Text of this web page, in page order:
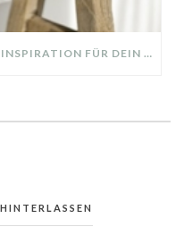
SCHLAFZIMMER MAKEOVER – INSPIRATION FÜR DEIN SCHLAFZIMMER: AUS ALT MACH NEU – HELL, GEMÜTLICH UND EINLADEND